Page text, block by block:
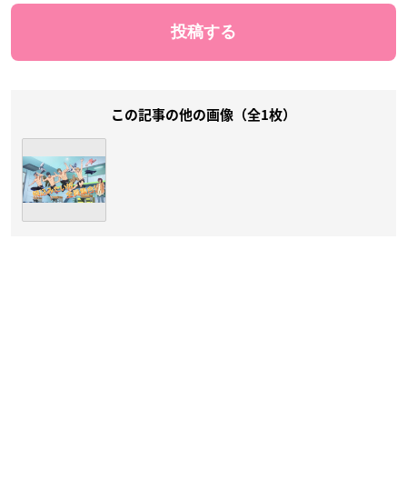
この記事の他の画像（全1枚）